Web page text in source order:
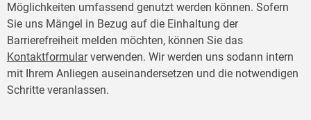
Möglichkeiten umfassend genutzt werden können. Sofern
Sie uns Mängel in Bezug auf die Einhaltung der
Barrierefreiheit melden möchten, können Sie das
Kontaktformularverwenden. Wir werden uns sodann intern
mit Ihrem Anliegen auseinandersetzen und die notwendigen
Schritte veranlassen.